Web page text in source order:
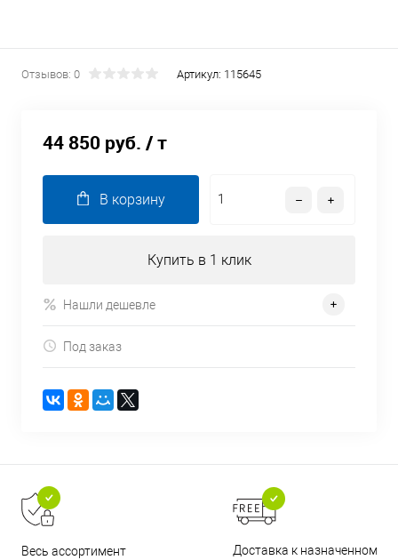
Отзывов: 0 Артикул: 115645
44 850 руб. / т
В корзину
Купить в 1 клик
Нашли дешевле
Под заказ
Весь ассортимент
Доставка к назначенному